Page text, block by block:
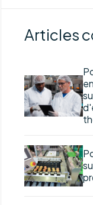
Articles